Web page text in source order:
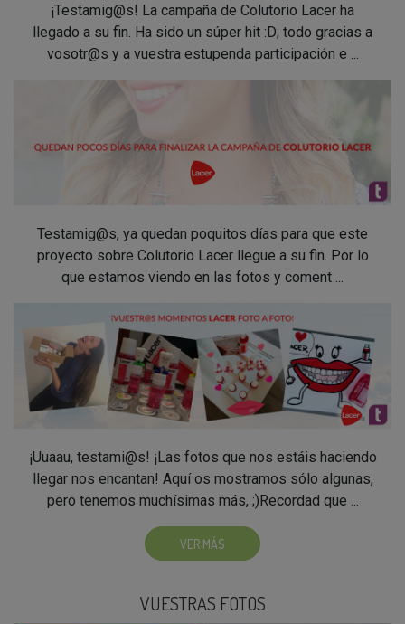
¡Testamig@s! La campaña de Colutorio Lacer ha
llegado a su fin. Ha sido un súper hit :D; todo gracias a
vosotr@s y a vuestra estupenda participación e ...
Testamig@s, ya quedan poquitos días para que este
proyecto sobre Colutorio Lacer llegue a su fin. Por lo
que estamos viendo en las fotos y coment ...
¡Uuaau, testami@s! ¡Las fotos que nos estáis haciendo
llegar nos encantan! Aquí os mostramos sólo algunas,
pero tenemos muchísimas más, ;)Recordad que ...
VER MÁS
VUESTRAS FOTOS